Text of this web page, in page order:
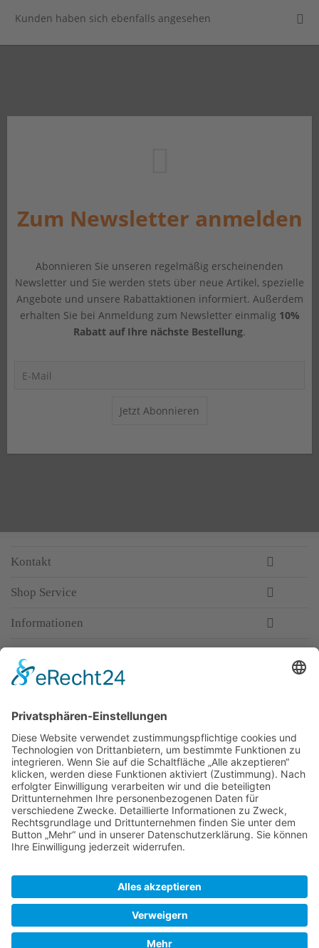
Kunden haben sich ebenfalls angesehen
Zum Newsletter anmelden
Abonnieren Sie unseren regelmäßig erscheinenden
Newsletter und Sie werden stets über neue Artikel, spezielle
Angebote und unsere Rabattaktionen informiert. Außerdem
erhalten Sie bei Anmeldung zum Newsletter einmalig 10%
Rabatt auf Ihre nächste Bestellung.
Jetzt Abonnieren
Kontakt
Shop Service
Informationen
Top-Anbieter
Spitzenqualität
Kompetente Beratung
Partner
* Alle Preise inkl. gesetzl. Mehrwertsteuer, inkl. Versandkosten
Warum WACCEX?
Allgemeine Geschäftsbedingungen und Kundeninformationen